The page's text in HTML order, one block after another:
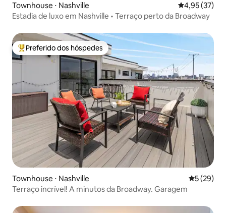
Townhouse ⋅ Nashville 4,95 de uma
4,95 (37)
Estadia de luxo em Nashville • Terraço perto da Broadway
Entre os melhores preferidos dos hóspedes
Preferido dos hóspedes
Townhouse ⋅ Nashville 5 de uma
5 (29)
Terraço incrível! A minutos da Broadway. Garagem